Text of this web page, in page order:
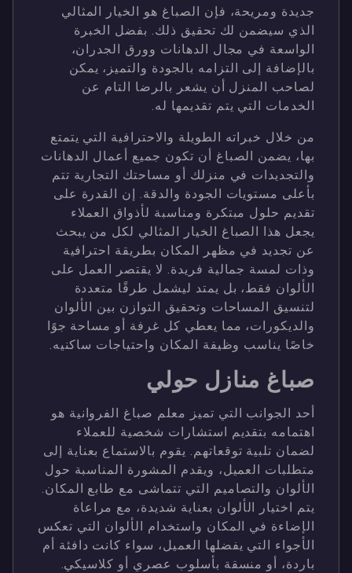
جديدة ومريحة، فإن الصباغ هو الخيار المثالي
الذي سيضمن لك تحقيق ذلك. بفضل الخبرة
الواسعة في مجال الدهانات وورق الجدران،
بالإضافة إلى التزامه بالجودة والتميز، يمكن
لصاحب المنزل أن يشعر بالرضا التام عن
الخدمات التي يتم تقديمها له.
من خلال خبراته الطويلة والاحترافية التي يتمتع
بها، يضمن الصباغ أن تكون جميع أعمال الدهانات
والتجديدات في منزلك أو مساحتك التجارية تتم
بأعلى مستويات الجودة والدقة. إن القدرة على
تقديم حلول مبتكرة ومناسبة لأذواق العملاء
يجعل هذا الصباغ الخيار المثالي لكل من يبحث
عن تجديد في مظهر المكان بطريقة احترافية
وذات لمسة جمالية فريدة. لا يقتصر العمل على
الألوان فقط، بل يمتد ليشمل طرقًا متعددة
لتنسيق المساحات وتحقيق التوازن بين الألوان
والديكورات، مما يعطي كل غرفة أو مساحة جوًا
خاصًا يناسب وظيفة المكان واحتياجات ساكنيه.
صباغ منازل حولي
أحد الجوانب التي تميز معلم صباغ الفروانية هو
اهتمامه بتقديم استشارات شخصية للعملاء
لضمان تلبية توقعاتهم. يقوم بالاستماع بعناية إلى
متطلبات العميل، ويقدم المشورة المناسبة حول
الألوان والتصاميم التي تتماشى مع طابع المكان.
يتم اختيار الألوان بعناية شديدة، مع مراعاة
الإضاءة في المكان واستخدام الألوان التي تعكس
الأجواء التي يفضلها العميل، سواء كانت دافئة أم
باردة، أو منسقة بأسلوب عصري أو كلاسيكي.